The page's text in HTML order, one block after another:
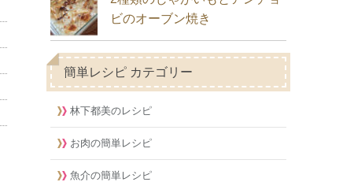
ビのオーブン焼き
簡単レシピ カテゴリー
林下都美のレシピ
お肉の簡単レシピ
魚介の簡単レシピ